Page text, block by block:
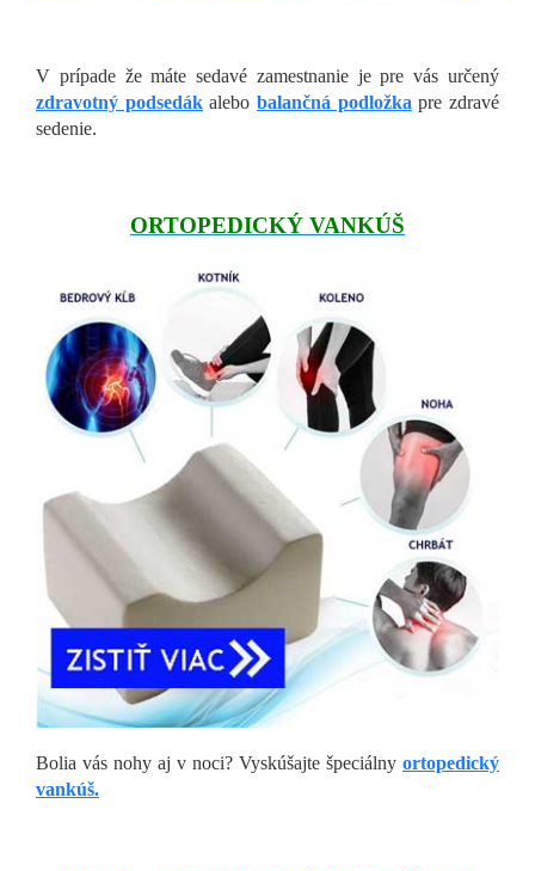
V prípade že máte sedavé zamestnanie je pre vás určený
zdravotný podsedákalebobalančná podložka pre zdravé
sedenie.
ORTOPEDICKÝ VANKÚŠ
Bolia vás nohy aj v noci? Vyskúšajte špeciálny ortopedický
vankúš.